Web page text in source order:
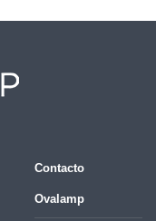
Contacto
Ovalamp